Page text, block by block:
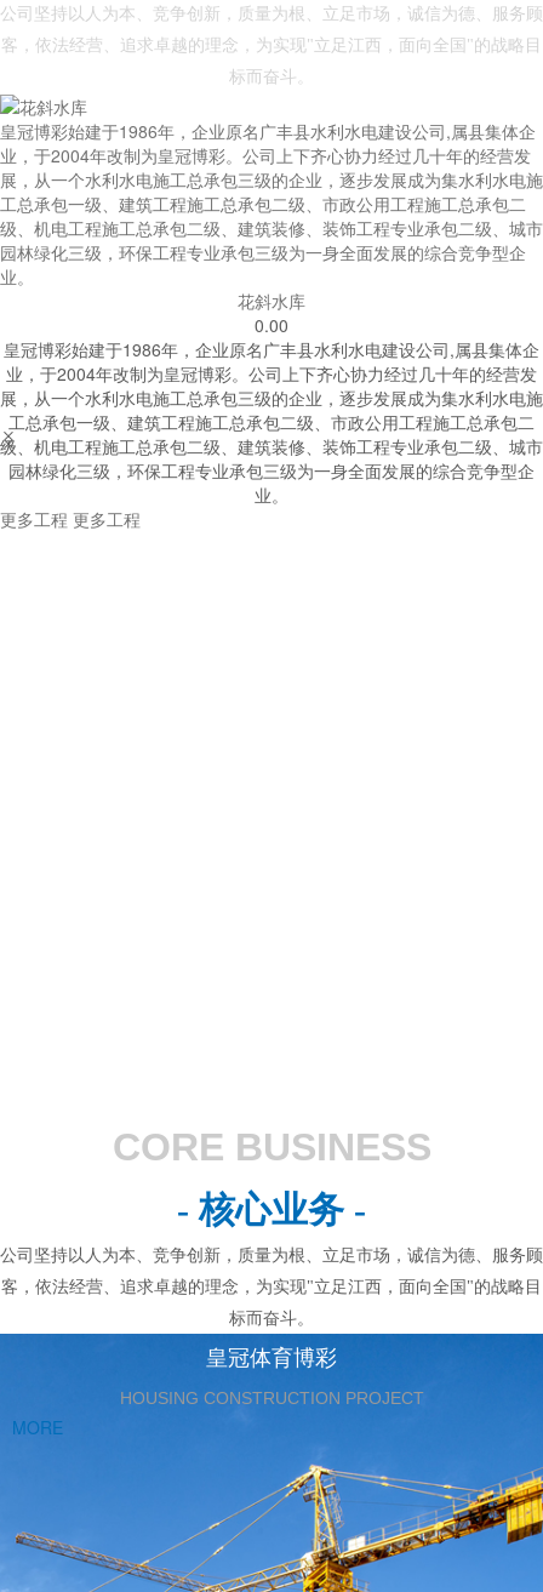
公司坚持以人为本、竞争创新，质量为根、立足市场，诚信为德、服务顾
客，依法经营、追求卓越的理念，为实现"立足江西，面向全国"的战略目
标而奋斗。
皇冠博彩始建于1986年，企业原名广丰县水利水电建设公司,属县集体企
业，于2004年改制为皇冠博彩。公司上下齐心协力经过几十年的经营发
展，从一个水利水电施工总承包三级的企业，逐步发展成为集水利水电施
工总承包一级、建筑工程施工总承包二级、市政公用工程施工总承包二
级、机电工程施工总承包二级、建筑装修、装饰工程专业承包二级、城市
园林绿化三级，环保工程专业承包三级为一身全面发展的综合竞争型企
业。
花斜水库
0.00
皇冠博彩始建于1986年，企业原名广丰县水利水电建设公司,属县集体企
业，于2004年改制为皇冠博彩。公司上下齐心协力经过几十年的经营发
展，从一个水利水电施工总承包三级的企业，逐步发展成为集水利水电施
工总承包一级、建筑工程施工总承包二级、市政公用工程施工总承包二
级、机电工程施工总承包二级、建筑装修、装饰工程专业承包二级、城市
园林绿化三级，环保工程专业承包三级为一身全面发展的综合竞争型企
业。


更多工程 更多工程
CORE BUSINESS
- 核心业务 -
公司坚持以人为本、竞争创新，质量为根、立足市场，诚信为德、服务顾
客，依法经营、追求卓越的理念，为实现"立足江西，面向全国"的战略目
标而奋斗。
皇冠体育博彩
HOUSING CONSTRUCTION PROJECT
MORE